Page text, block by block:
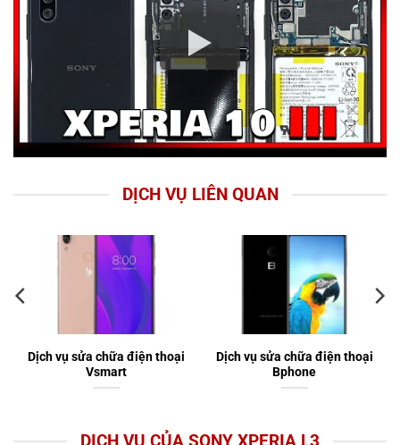
DỊCH VỤ LIÊN QUAN
Dịch vụ sửa chữa điện thoại
Vsmart
Dịch vụ sửa chữa điện thoại
Bphone